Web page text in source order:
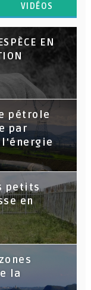
VIDÉOS
EN
pétrole
par
l'énergie
petits
en
la